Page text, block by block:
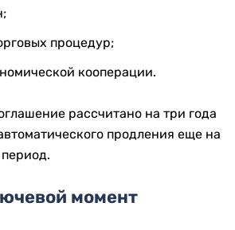
процедур;
кооперации.
рассчитано на три года
продления еще на
момент